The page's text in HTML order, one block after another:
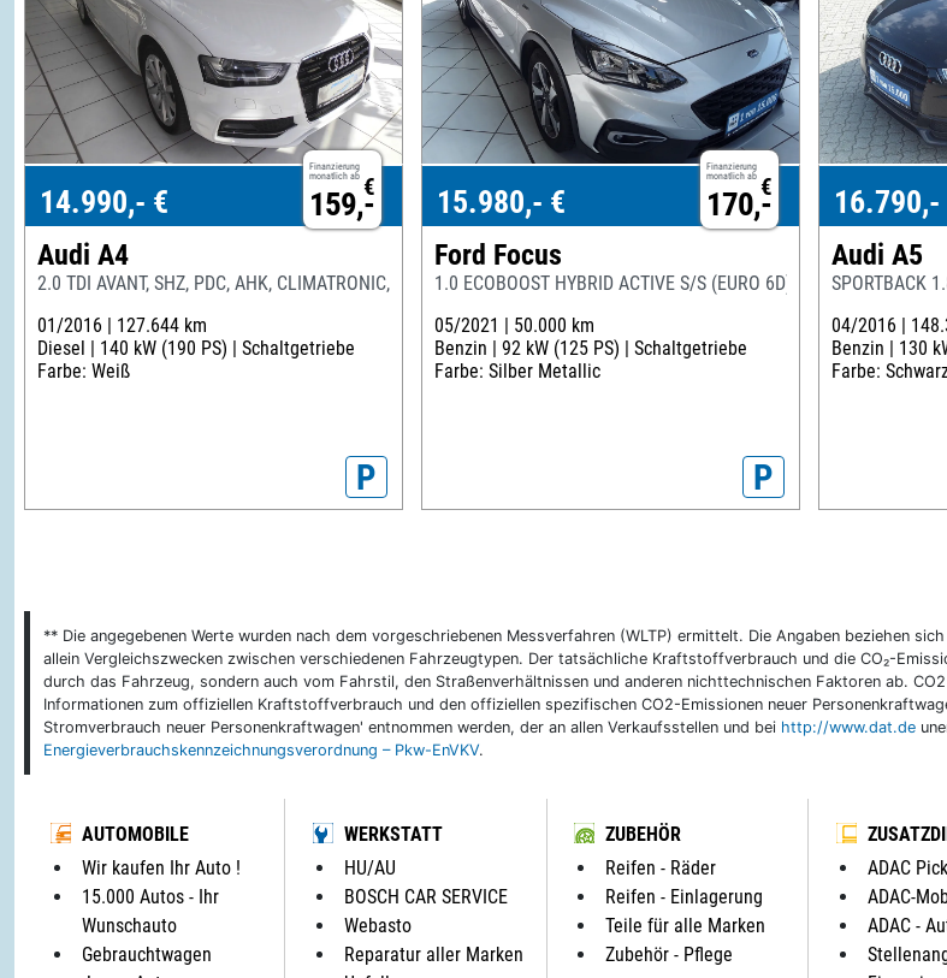
Finanzierung
monatlich ab €
159,-
14.990,- €
Audi A4
2.0 TDI AVANT, SHZ, PDC, AHK, CLIMATRONIC, XENON
01/2016 | 127.644 km
Diesel | 140 kW (190 PS) | Schaltgetriebe
Farbe: Weiß
P
Finanzierung
monatlich ab €
170,-
15.980,- €
Ford Focus
1.0 ECOBOOST HYBRID ACTIVE S/S (EURO 6D)
05/2021 | 50.000 km
Benzin | 92 kW (125 PS) | Schaltgetriebe
Farbe: Silber Metallic
P
16.790,-
Audi A5
SPORTBACK
04/2016 |
Benzin | 130
Farbe:
** Die angegebenen Werte wurden nach dem vorgeschriebenen Messverfahren (WLTP) ermittelt. Die Angaben beziehen
allein Vergleichszwecken zwischen verschiedenen Fahrzeugtypen. Der tatsächliche Kraftstoffverbrauch und die CO₂-
durch das Fahrzeug, sondern auch vom Fahrstil, den Straßenverhältnissen und anderen nichttechnischen Faktoren ab.
Informationen zum offiziellen Kraftstoffverbrauch und den offiziellen spezifischen CO2-Emissionen neuer
Stromverbrauch neuer Personenkraftwagen' entnommen werden, der an allen Verkaufsstellen und bei http://www.dat.de
Energieverbrauchskennzeichnungsverordnung – Pkw-EnVKV.
AUTOMOBILE
Wir kaufen Ihr Auto !
15.000 Autos - Ihr
Wunschauto
Gebrauchtwagen
WERKSTATT
HU/AU
BOSCH CAR SERVICE
Webasto
Reparatur aller Marken
ZUBEHÖR
Reifen - Räder
Reifen - Einlagerung
Teile für alle Marken
Zubehör - Pflege
ADAC
ADAC-
ADAC -